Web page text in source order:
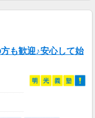
も歓迎♪安心して始